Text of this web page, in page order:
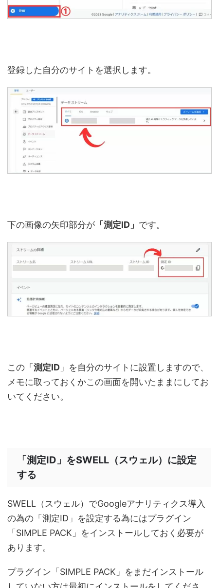
登録した自分のサイトを選択します。
下の画像の矢印部分が 「測定ID」 です。
この「 測定ID 」を自分のサイトに設置しますので、
メモに取っておくかこの画面を開いたままにしてお
いてください。
「測定ID」をSWELL（スウェル）に設定
する
SWELL（スウェル）でGoogleアナリティクス導入
の為の「測定ID」を設定する為にはプラグイン
「SIMPLE PACK」をインストールしておく必要が
あります。
プラグイン「SIMPLE PACK」をまだインストール